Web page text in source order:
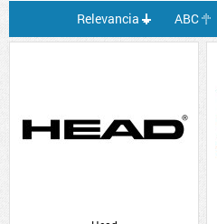
Relevancia ABC